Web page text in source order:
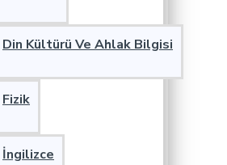
Din Kültürü Ve Ahlak Bilgisi
Fizik
İngilizce